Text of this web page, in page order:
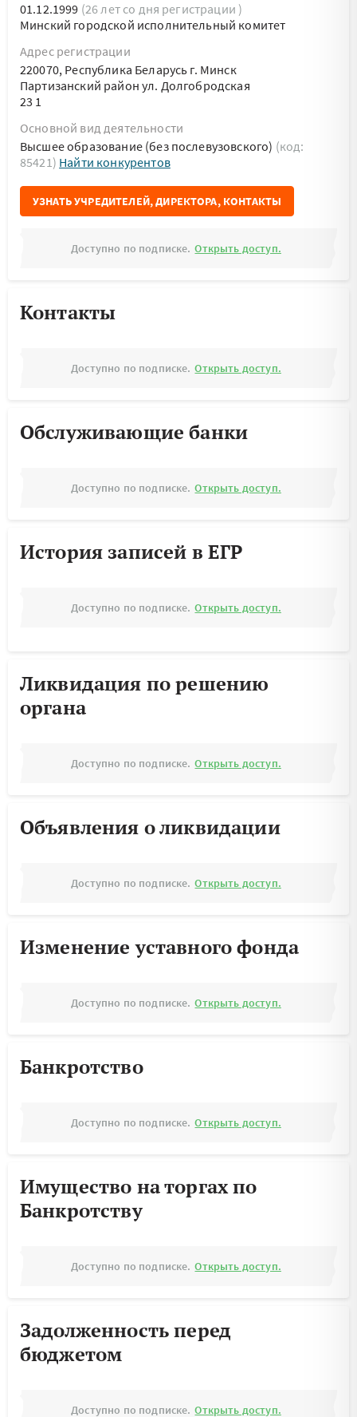
01.12.1999 (26 лет со дня регистрации )
Минский городской исполнительный комитет
Адрес регистрации
220070, Республика Беларусь г. Минск
Партизанский район ул. Долгобродская
23 1
Основной вид деятельности
Высшее образование (без послевузовского) (код:
85421) Найти конкурентов
УЗНАТЬ УЧРЕДИТЕЛЕЙ, ДИРЕКТОРА, КОНТАКТЫ
Доступно по подписке. Открыть доступ.
Контакты
Доступно по подписке. Открыть доступ.
Обслуживающие банки
Доступно по подписке. Открыть доступ.
История записей в ЕГР
Доступно по подписке. Открыть доступ.
Ликвидация по решению
органа
Доступно по подписке. Открыть доступ.
Объявления о ликвидации
Доступно по подписке. Открыть доступ.
Изменение уставного фонда
Доступно по подписке. Открыть доступ.
Банкротство
Доступно по подписке. Открыть доступ.
Имущество на торгах по
Банкротству
Доступно по подписке. Открыть доступ.
Задолженность перед
бюджетом
Доступно по подписке. Открыть доступ.